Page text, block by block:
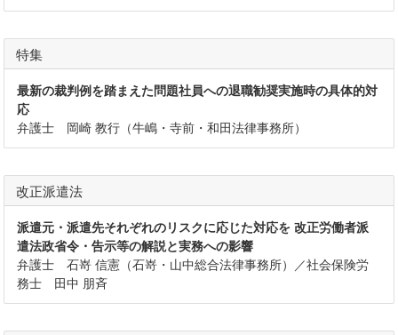
特集
最新の裁判例を踏まえた問題社員への退職勧奨実施時の具体的対
応
弁護士 岡崎 教行（牛嶋・寺前・和田法律事務所）
改正派遣法
派遣元・派遣先それぞれのリスクに応じた対応を 改正労働者派
遣法政省令・告示等の解説と実務への影響
弁護士 石嵜 信憲（石嵜・山中総合法律事務所）／社会保険労
務士 田中 朋斉